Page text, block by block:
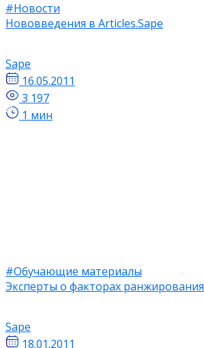
#Новости
Нововведения в Articles.Sape
Sape
16.05.2011
3 197
1 мин
#Обучающие материалы
Эксперты о факторах ранжирования
Sape
18.01.2011